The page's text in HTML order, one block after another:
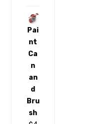
Pai
nt
Ca
n
an
d
Bru
sh